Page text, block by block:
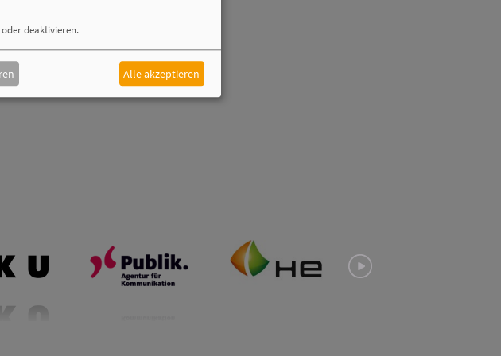
der EURO Kartensysteme GmbH
deaktivieren.
Alle akzeptieren